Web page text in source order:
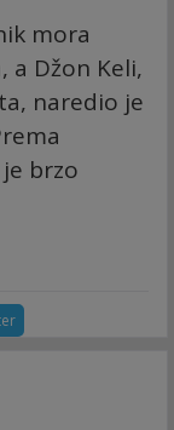
mora
Džon Keli,
naredio je
brzo